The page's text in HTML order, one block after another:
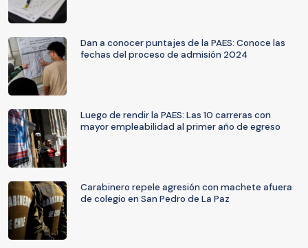
Dan a conocer puntajes de la PAES: Conoce las
fechas del proceso de admisión 2024
Luego de rendir la PAES: Las 10 carreras con
mayor empleabilidad al primer año de egreso
Carabinero repele agresión con machete afuera
de colegio en San Pedro de La Paz